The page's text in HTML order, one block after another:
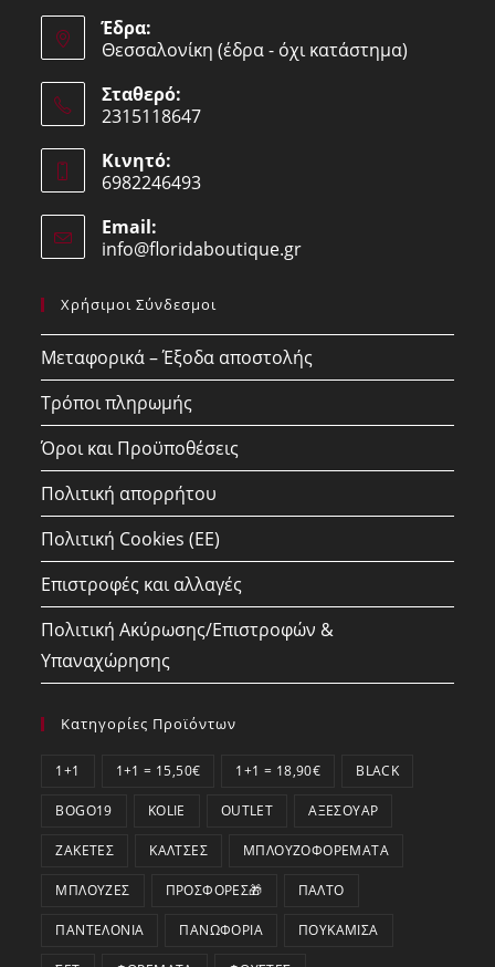
Έδρα:
Θεσσαλονίκη (έδρα - όχι κατάστημα)
Σταθερό:
2315118647
in
your
application
Κινητό:
6982246493
in
your
Email:
info@floridaboutique.grOpens
Χρήσιμοι Σύνδεσμοι
Μεταφορικά – Έξοδα αποστολής
Τρόποι πληρωμής
Όροι και Προϋποθέσεις
Πολιτική απορρήτου
Πολιτική Cookies (ΕΕ)
Επιστροφές και αλλαγές
Πολιτική Ακύρωσης/Επιστροφών &
Υπαναχώρησης
Κατηγορίες Προϊόντων
1+1 1+1 = 15,50€ 1+1 = 18,90€ BLACK
BOGO19 KOLIE OUTLET ΑΞΕΣΟΥΆΡ
ΖΑΚΈΤΕΣ ΚΆΛΤΣΕΣ ΜΠΛΟΥΖΟΦΟΡΈΜΑΤΑ
ΜΠΛΟΎΖΕΣ ΠΡΟΣΦΟΡΕΣ🎁 ΠΑΛΤΌ
ΠΑΝΤΕΛΌΝΙΑ ΠΑΝΩΦΌΡΙΑ ΠΟΥΚΆΜΙΣΑ